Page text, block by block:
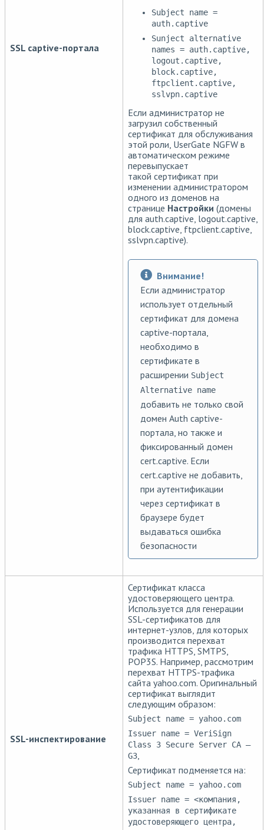
SSL captive-портала
Subject name =
auth.captive
Sunject alternative
names = auth.captive,
logout.captive,
block.captive,
ftpclient.captive,
sslvpn.captive
Если администратор не
загрузил собственный
сертификат для обслуживания
этой роли, UserGate NGFW в
автоматическом режиме
перевыпускает
такой сертификат при
изменении администратором
одного из доменов на
странице Настройки (домены
для auth.captive, logout.captive,
block.captive, ftpclient.captive,
sslvpn.captive).
Внимание!
Если администратор
использует отдельный
сертификат для домена
captive-портала,
необходимо в
сертификате в
расширении Subject
Alternative name
добавить не только свой
домен Auth captive-
портала, но также и
фиксированный домен
cert.captive. Если
cert.captive не добавить,
при аутентификации
через сертификат в
браузере будет
выдаваться ошибка
безопасности
SSL-инспектирование
Сертификат класса
удостоверяющего центра.
Используется для генерации
SSL-сертификатов для
интернет-узлов, для которых
производится перехват
трафика HTTPS, SMTPS,
POP3S. Например, рассмотрим
перехват HTTPS-трафика
сайта yahoo.com. Оригинальный
сертификат выглядит
следующим образом:
Subject name = yahoo.com
Issuer name = VeriSign
Class 3 Secure Server CA —
G3
Сертификат подменяется на:
Subject name = yahoo.com
Issuer name = <компания,
указанная в сертификате
удостоверяющего центра,